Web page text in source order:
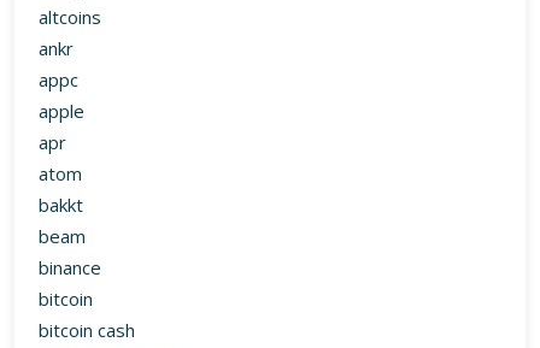
altcoins
ankr
appc
apple
apr
atom
bakkt
beam
binance
bitcoin
bitcoin cash